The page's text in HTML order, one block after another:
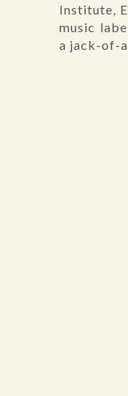
Institute,
music
a jack-of-